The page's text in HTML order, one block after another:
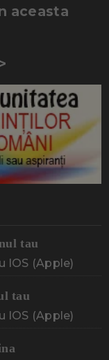
aceasta
tau
IOS (Apple)
tau
IOS (Apple)